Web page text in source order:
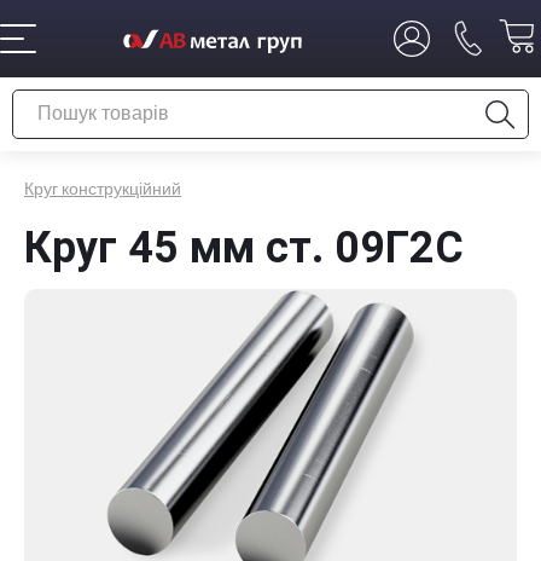
Круг конструкційний
Круг 45 мм ст. 09Г2С